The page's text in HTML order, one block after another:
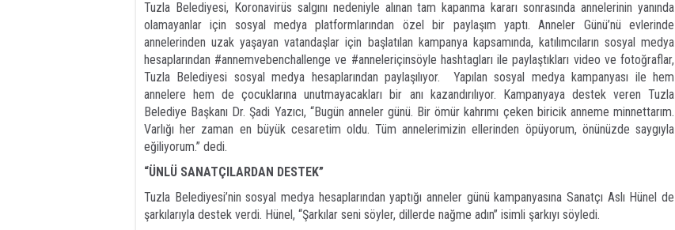
Tuzla Belediyesi, Koronavirüs salgını nedeniyle alınan tam kapanma kararı sonrasında annelerinin yanında
olamayanlar için sosyal medya platformlarından özel bir paylaşım yaptı. Anneler Günü’nü evlerinde
annelerinden uzak yaşayan vatandaşlar için başlatılan kampanya kapsamında, katılımcıların sosyal medya
hesaplarından #annemvebenchallenge ve #anneleriçinsöyle hashtagları ile paylaştıkları video ve fotoğraflar,
Tuzla Belediyesi sosyal medya hesaplarından paylaşılıyor. Yapılan sosyal medya kampanyası ile hem
annelere hem de çocuklarına unutmayacakları bir anı kazandırılıyor. Kampanyaya destek veren Tuzla
Belediye Başkanı Dr. Şadi Yazıcı, “Bugün anneler günü. Bir ömür kahrımı çeken biricik anneme minnettarım.
Varlığı her zaman en büyük cesaretim oldu. Tüm annelerimizin ellerinden öpüyorum, önünüzde saygıyla
eğiliyorum.” dedi.
“ÜNLÜ SANATÇILARDAN DESTEK”
Tuzla Belediyesi’nin sosyal medya hesaplarından yaptığı anneler günü kampanyasına Sanatçı Aslı Hünel de
şarkılarıyla destek verdi. Hünel, “Şarkılar seni söyler, dillerde nağme adın” isimli şarkıyı söyledi.